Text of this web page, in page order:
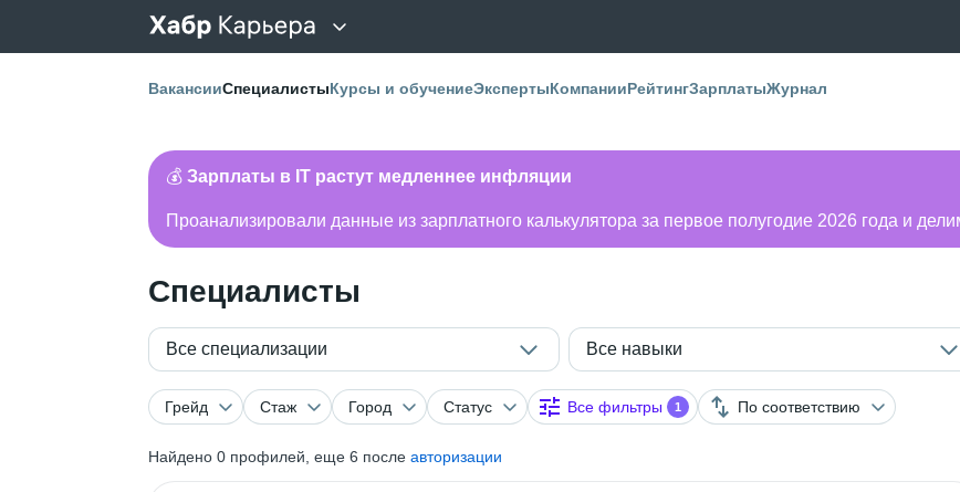
ВакансииСпециалистыКурсы и обучениеЭкспертыКомпанииРейтингЗарплатыЖурнал
💰 Зарплаты в IT растут медленнее инфляции
Проанализировали данные из зарплатного калькулятора за первое полугодие 2026 года и
Специалисты
Все специализации Все навыки
Грейд Стаж Город Статус Все фильтры 1 По соответствию
Найдено 0 профилей, еще 6 после авторизации